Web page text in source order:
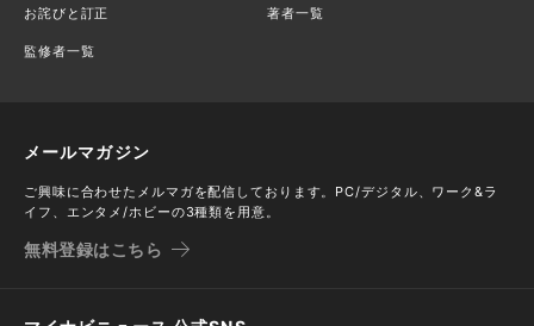
お詫びと訂正 著者一覧
監修者一覧
メールマガジン
ご興味に合わせたメルマガを配信しております。PC/デジタル、ワーク&ラ
イフ、エンタメ/ホビーの3種類を用意。
無料登録はこちら